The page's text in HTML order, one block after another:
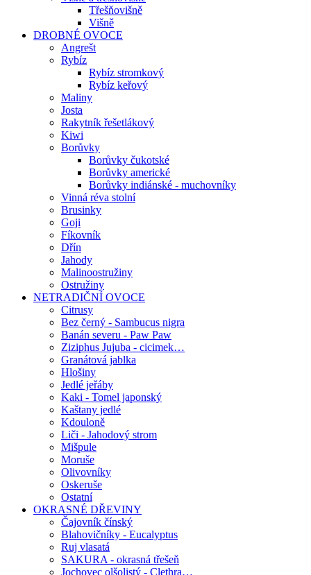
Třešňovišně
Višně
DROBNÉ OVOCE
Angrešt
Rybíz
Rybíz stromkový
Rybíz keřový
Maliny
Josta
Rakytník řešetlákový
Kiwi
Borůvky
Borůvky čukotské
Borůvky americké
Borůvky indiánské - muchovníky
Vinná réva stolní
Brusinky
Goji
Fíkovník
Dřín
Jahody
Malinoostružiny
Ostružiny
NETRADIČNÍ OVOCE
Citrusy
Bez černý - Sambucus nigra
Banán severu - Paw Paw
Ziziphus Jujuba - cicimek…
Granátová jablka
Hlošiny
Jedlé jeřáby
Kaki - Tomel japonský
Kaštany jedlé
Kdouloně
Liči - Jahodový strom
Mišpule
Moruše
Olivovníky
Oskeruše
Ostatní
OKRASNÉ DŘEVINY
Čajovník čínský
Blahovičníky - Eucalyptus
Ruj vlasatá
SAKURA - okrasná třešeň
Jochovec olšolistý - Clethra…